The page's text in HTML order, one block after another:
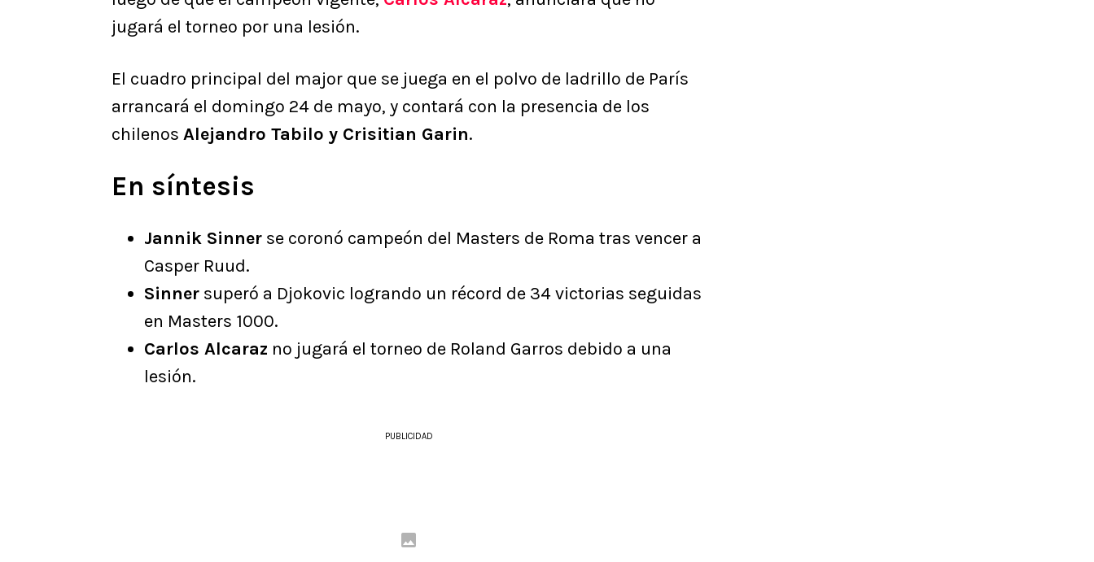
jugará el torneo por una lesión.
El cuadro principal del major que se juega en el polvo de ladrillo de París
arrancará el domingo 24 de mayo, y contará con la presencia de los
chilenos Alejandro Tabilo y Crisitian Garin.
En síntesis
Jannik Sinner se coronó campeón del Masters de Roma tras vencer a
Casper Ruud.
Sinner superó a Djokovic logrando un récord de 34 victorias seguidas
en Masters 1000.
Carlos Alcaraz no jugará el torneo de Roland Garros debido a una
lesión.
PUBLICIDAD